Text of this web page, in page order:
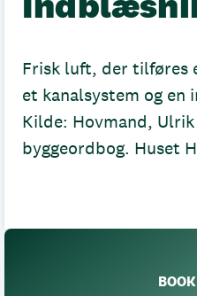
Frisk luft, der tilføres
et kanalsystem og
Kilde: Hovmand,
byggeordbog. Huset